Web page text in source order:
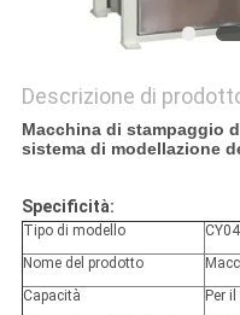
Descrizione di
Macchina di stampaggio
sistema di modellazione
Specificità:
Tipo di modello
Nome del prodotto
Capacità
Per